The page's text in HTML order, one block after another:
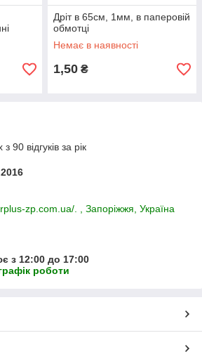
Дріт в 65см, 1мм, в паперовій
обмотці
Немає в наявності
1,50 ₴
90 відгуків за рік
zp.com.ua/. , Запоріжжя, Україна
з 12:00 до 17:00
роботи